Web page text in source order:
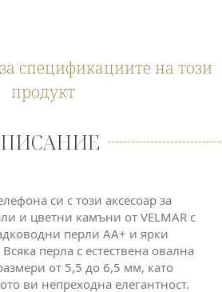
спецификациите на този
продукт
си с този аксесоар за
и цветни камъни от VELMAR с
перли AA+ и ярки
перла с естествена овална
от 5,5 до 6,5 мм, като
ви непреходна елегантност.